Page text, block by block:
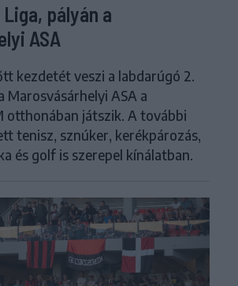
pályán a
ASA
kezdetét veszi a labdarúgó 2.
Marosvásárhelyi ASA a
otthonában játszik. A további
tenisz, sznúker, kerékpározás,
és golf is szerepel kínálatban.